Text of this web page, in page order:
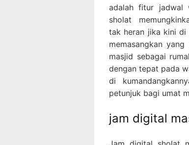
adalah fitur jadwal
sholat
tak heran jika kini di
memasangkan
masjid sebagai
dengan tepat pada
di
petunjuk bagi umat
jam digital